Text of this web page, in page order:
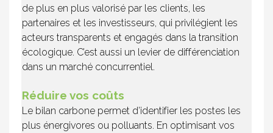
de plus en plus valorisé par les clients, les
partenaires et les investisseurs, qui privilégient les
acteurs transparents et engagés dans la transition
écologique. C’est aussi un levier de différenciation
dans un marché concurrentiel.
Réduire vos coûts
Le bilan carbone permet d’identifier les postes les
plus énergivores ou polluants. En optimisant vos